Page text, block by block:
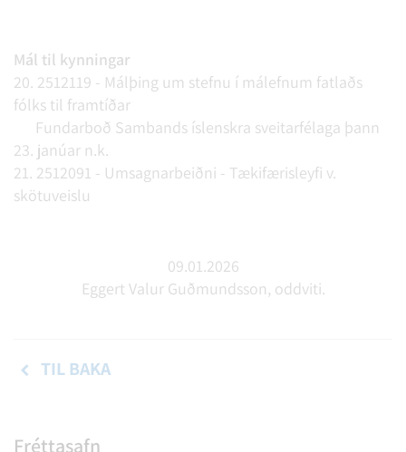
Mál til kynningar
20. 2512119 - Málþing um stefnu í málefnum fatlaðs
fólks til framtíðar
Fundarboð Sambands íslenskra sveitarfélaga þann
23. janúar n.k.
21. 2512091 - Umsagnarbeiðni - Tækifærisleyfi v.
skötuveislu
09.01.2026
Eggert Valur Guðmundsson, oddviti.
TIL BAKA
Fréttasafn